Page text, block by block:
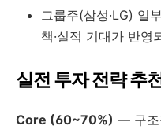
그룹주(삼성·LG) 일
책·실적 기대가 반영
실전 투자 전략 추
Core (60~70%) — 구조